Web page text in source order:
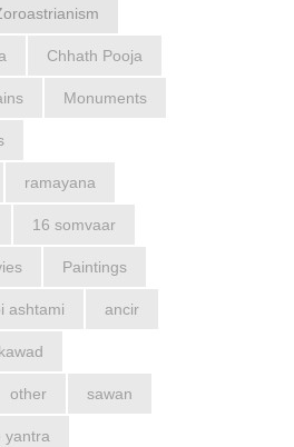
Chhath Pooja
Monuments
ramayana
16 somvaar
Paintings
ashtami ancir
kawad
other sawan
yantra